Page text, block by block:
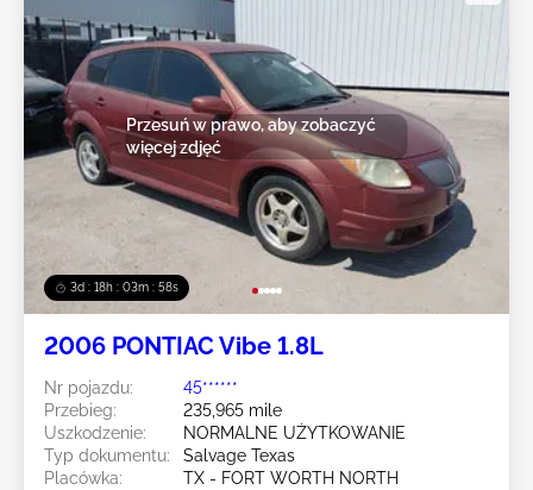
3d : 18h : 03m : 55s
Przesuń w prawo, aby zobaczyć
więcej zdjęć
2006 PONTIAC Vibe 1.8L
Nr pojazdu:
45******
Przebieg:
235,965 mile
Uszkodzenie:
NORMALNE UŻYTKOWANIE
Typ dokumentu:
Salvage Texas
Placówka:
TX - FORT WORTH NORTH